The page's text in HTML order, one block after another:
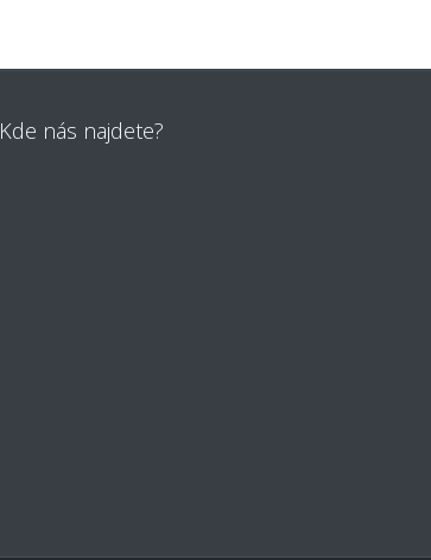
Kde nás najdete?